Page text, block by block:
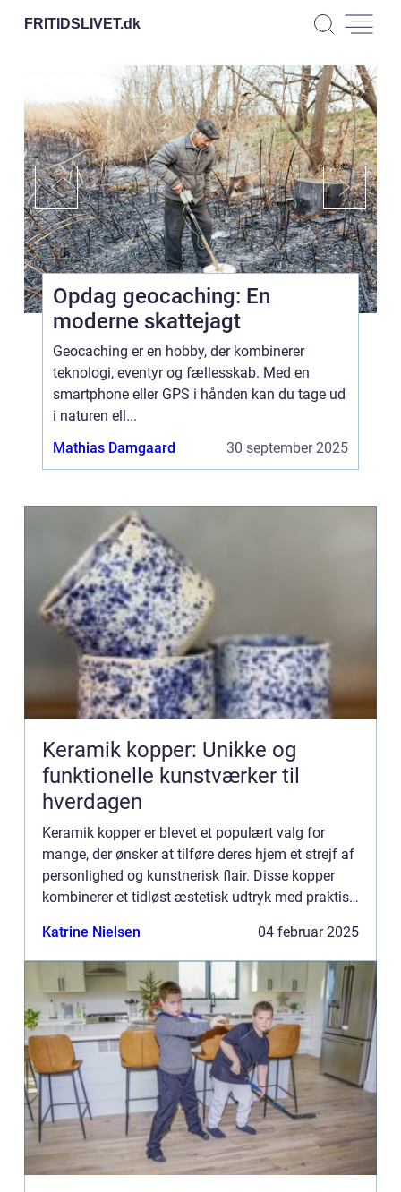
FRITIDSLIVET.dk
Opdag geocaching: En
moderne skattejagt
Geocaching er en hobby, der kombinerer
teknologi, eventyr og fællesskab. Med en
smartphone eller GPS i hånden kan du tage ud
i naturen ell...
Mathias Damgaard
30 september 2025
Keramik kopper: Unikke og
funktionelle kunstværker til
hverdagen
Keramik kopper er blevet et populært valg for
mange, der ønsker at tilføre deres hjem et strejf af
personlighed og kunstnerisk flair. Disse kopper
kombinerer et tidløst æstetisk udtryk med praktisk
Katrine Nielsen 04 februar 2025